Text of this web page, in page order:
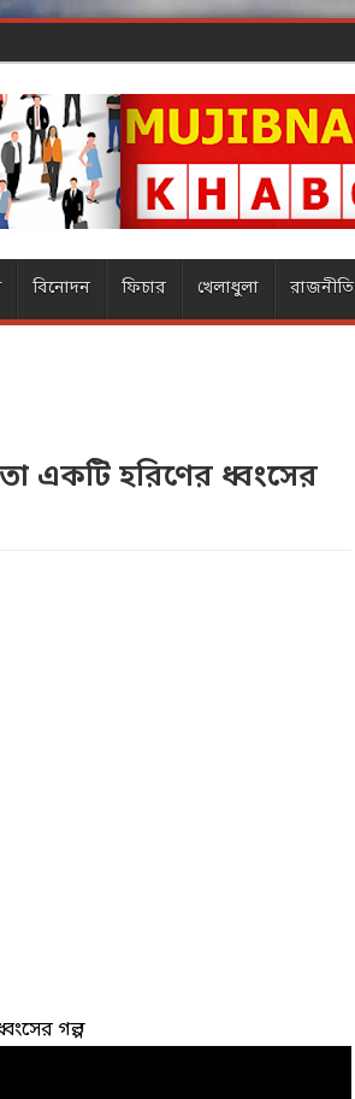
বিনোদন ফিচার খেলাধুলা রাজনীতি
একটি হরিণের ধ্বংসের
গল্প